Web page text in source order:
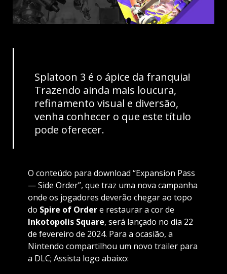
Splatoon 3 é o ápice da franquia!
Trazendo ainda mais loucura,
refinamento visual e diversão,
venha conhecer o que este título
pode oferecer.
O conteúdo para download “Expansion Pass
— Side Order”, que traz uma nova campanha
onde os jogadores deverão chegar ao topo
do Spire of Ordere restaurar a cor de
Inkotopolis Square, será lançado no dia 22
de fevereiro de 2024. Para a ocasião, a
Nintendo compartilhou um novo trailer para
a DLC; Assista logo abaixo: